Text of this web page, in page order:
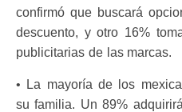
confirmó que buscará
descuento, y otro 16%
publicitarias de las marcas.
• La mayoría de los
su familia. Un 89%